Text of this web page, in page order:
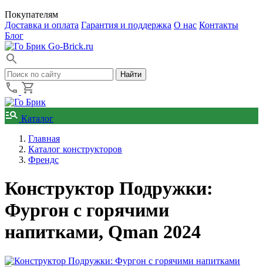
Покупателям
Доставка и оплата Гарантия и поддержка О нас Контакты
Блог
Go-Brick.ru
Каталог
Главная
Каталог конструкторов
Френдс
Конструктор Подружки:
Фургон с горячими
напитками, Qman 2024